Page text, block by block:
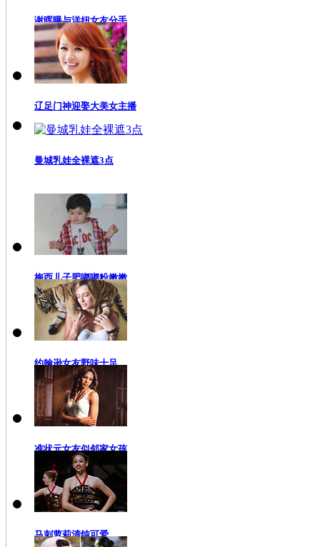
谢晖曝与洋妞女友分手
辽足门神迎娶大美女主播
曼城乳娃全裸遮3点
梅西儿子肥嘟嘟粉嫩嫩
约翰逊女友野味十足
准状元女友似邻家女孩
马刺萝莉清纯可爱